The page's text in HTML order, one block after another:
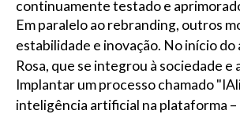
continuamente testado e
Em paralelo ao rebranding, outros
estabilidade e inovação. No início
Rosa, que se integrou à sociedade
Implantar um processo chamado
inteligência artificial na plataforma –